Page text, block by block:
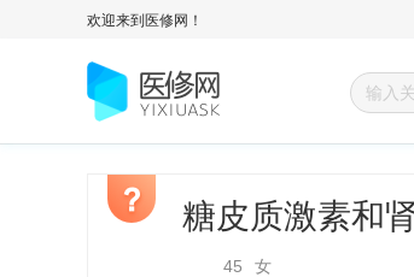
欢迎来到医修网！
糖皮质激素和
45 女